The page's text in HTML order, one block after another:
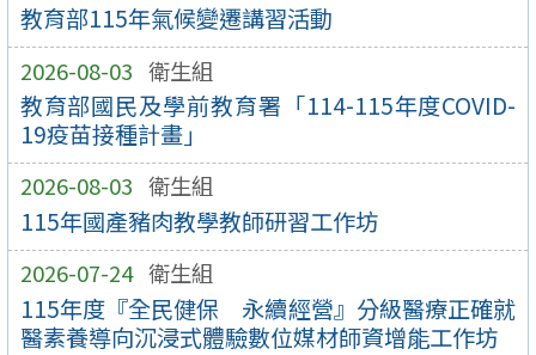
教育部115年氣候變遷講習活動
2026-08-03 衛生組
教育部國民及學前教育署「114-115年度COVID-
19疫苗接種計畫」
2026-08-03 衛生組
115年國產豬肉教學教師研習工作坊
2026-07-24 衛生組
115年度『全民健保 永續經營』分級醫療正確就
醫素養導向沉浸式體驗數位媒材師資增能工作坊